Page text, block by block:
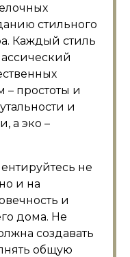
стильного
Каждый стиль
простоты и
и
а эко –
не
и на
и
дома. Не
создавать
общую